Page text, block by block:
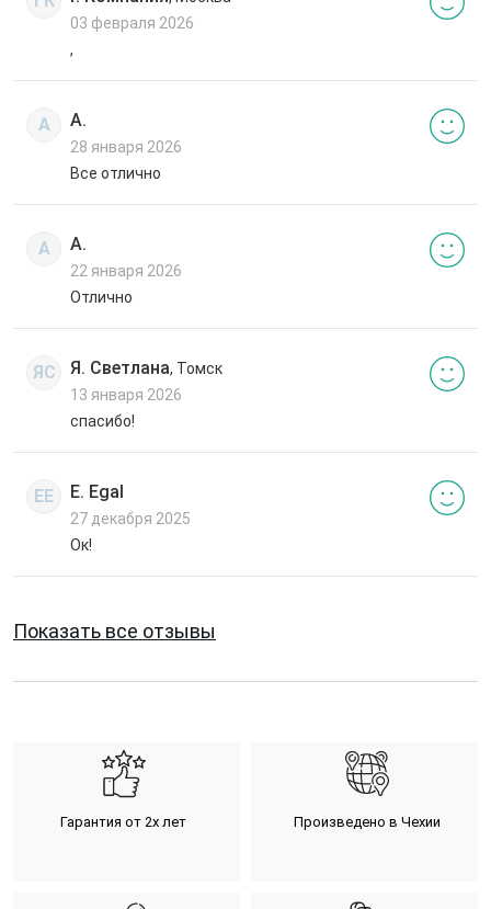
03 февраля 2026
,
А А.
28 января 2026
Все отлично
А А.
22 января 2026
Отлично
ЯС Я. Светлана, Томск
13 января 2026
спасибо!
EE E. Egal
27 декабря 2025
Ок!
Показать все отзывы
Гарантия от 2х лет Произведено в Чехии